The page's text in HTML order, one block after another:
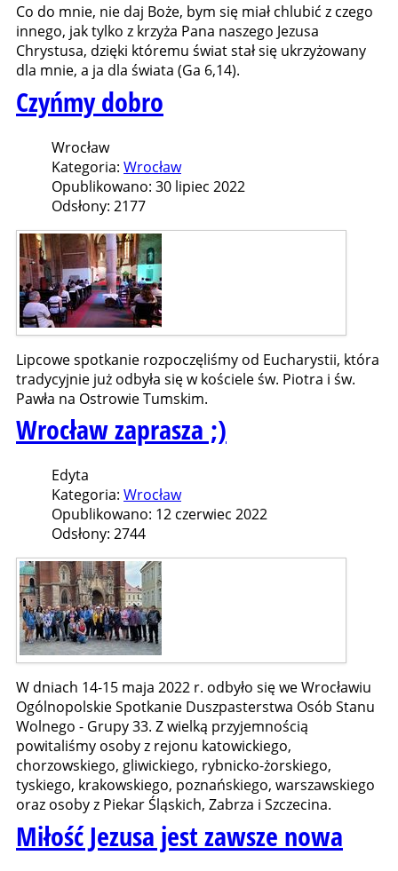
Co do mnie, nie daj Boże, bym się miał chlubić z czego
innego, jak tylko z krzyża Pana naszego Jezusa
Chrystusa, dzięki któremu świat stał się ukrzyżowany
dla mnie, a ja dla świata (Ga 6,14).
Czyńmy dobro
Wrocław
Kategoria: Wrocław
Opublikowano: 30 lipiec 2022
Odsłony: 2177
Lipcowe spotkanie rozpoczęliśmy od Eucharystii, która
tradycyjnie już odbyła się w kościele św. Piotra i św.
Pawła na Ostrowie Tumskim.
Wrocław zaprasza ;)
Edyta
Kategoria: Wrocław
Opublikowano: 12 czerwiec 2022
Odsłony: 2744
W dniach 14-15 maja 2022 r. odbyło się we Wrocławiu
Ogólnopolskie Spotkanie Duszpasterstwa Osób Stanu
Wolnego - Grupy 33. Z wielką przyjemnością
powitaliśmy osoby z rejonu katowickiego,
chorzowskiego, gliwickiego, rybnicko-żorskiego,
tyskiego, krakowskiego, poznańskiego, warszawskiego
oraz osoby z Piekar Śląskich, Zabrza i Szczecina.
Miłość Jezusa jest zawsze nowa